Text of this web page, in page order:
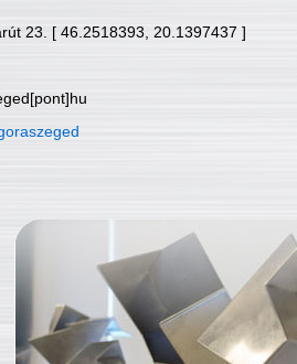
23. [ 46.2518393, 20.1397437 ]